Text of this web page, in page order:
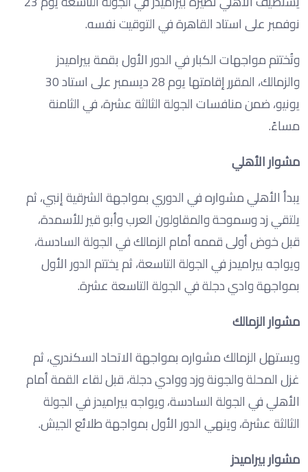
نوفمبر على استاد القاهرة في التوقيت نفسه.
وتُختتم مواجهات الكبار في الدور الأول بقمة بيراميدز
والزمالك، المقرر إقامتها يوم 28 ديسمبر على استاد 30
يونيو، ضمن منافسات الجولة الثالثة عشرة، في الثامنة
مساءً.
مشوار الأهلي
يبدأ الأهلي مشواره في الدوري بمواجهة الشرقية إنبي، ثم
يلتقي زد وسموحة والمقاولون العرب وأبو قير للأسمدة،
قبل خوض أولى قممه أمام الزمالك في الجولة السادسة،
ويواجه بيراميدز في الجولة التاسعة، ثم يختتم الدور الأول
بمواجهة وادي دجلة في الجولة التاسعة عشرة.
مشوار الزمالك
ويستهل الزمالك مشواره بمواجهة الاتحاد السكندري، ثم
غزل المحلة والجونة وزد ووادي دجلة، قبل لقاء القمة أمام
الأهلي في الجولة السادسة، ويواجه بيراميدز في الجولة
الثالثة عشرة، وينهي الدور الأول بمواجهة طلائع الجيش.
مشوار بيراميدز